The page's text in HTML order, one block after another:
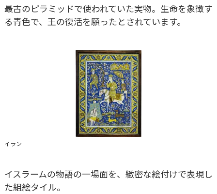
最古のピラミッドで使われていた実物。生命を象徴す
る青色で、王の復活を願ったとされています。
イラン
イスラームの物語の一場面を、緻密な絵付けで表現し
た組絵タイル。